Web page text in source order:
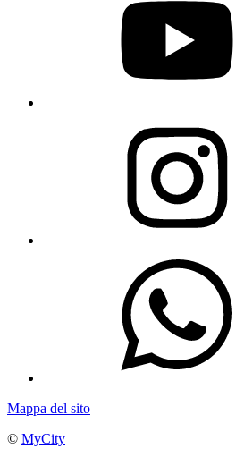
Mappa del sito
© MyCity